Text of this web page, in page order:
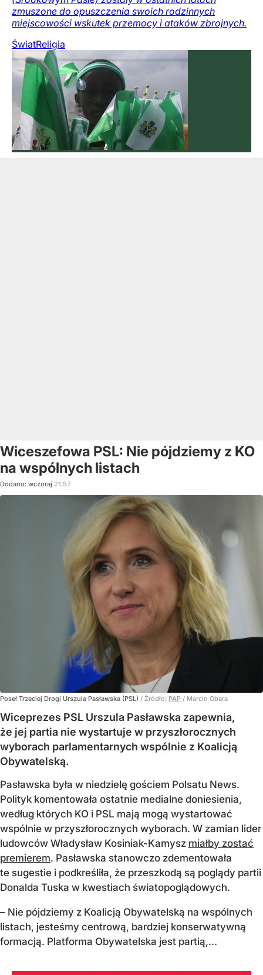
zmuszone do opuszczenia swoich rodzinnych
miejscowości wskutek przemocy i ataków zbrojnych.
ŚwiatReligia
Wiceszefowa PSL: Nie pójdziemy z KO
na wspólnych listach
Dodano: wczoraj 21:57
Poseł Trzeciej Drogi Urszula Pasławska (PSL) / Źródło: PAP / Marcin Obara
Wiceprezes PSL Urszula Pasławska zapewnia,
że jej partia nie wystartuje w przyszłorocznych
wyborach parlamentarnych wspólnie z Koalicją
Obywatelską.
Pasławska była w niedzielę gościem Polsatu News.
Polityk komentowała ostatnie medialne doniesienia,
według których KO i PSL mają mogą wystartować
wspólnie w przyszłorocznych wyborach. W zamian lider
ludowców Władysław Kosiniak-Kamysz miałby zostać
premierem. Pasławska stanowczo zdementowała
te sugestie i podkreśliła, że przeszkodą są poglądy partii
Donalda Tuska w kwestiach światopoglądowych.
– Nie pójdziemy z Koalicją Obywatelską na wspólnych
listach, jesteśmy centrową, bardziej konserwatywną
formacją. Platforma Obywatelska jest partią,...